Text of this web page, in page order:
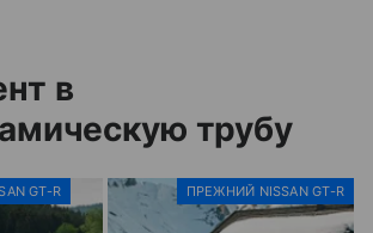
в
трубу
GT-R ПРЕЖНИЙ NISSAN GT-R